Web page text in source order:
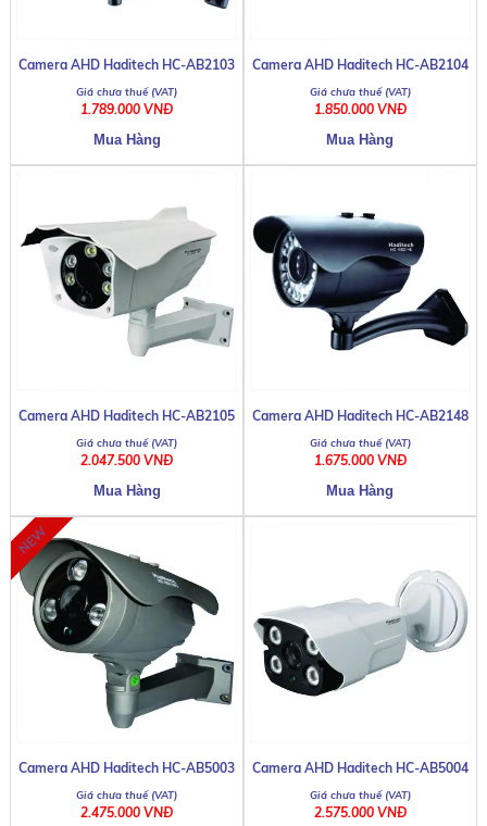
DHN ABT100
Camera AHD Haditech HC-AB2103
1.789.000 VNĐ
Camera AHD Haditech HC-AB2104
1.850.000 VNĐ
Camera AHD Haditech HC-AB2105
2.047.500 VNĐ
Camera AHD Haditech HC-AB2148
1.675.000 VNĐ
Camera AHD Haditech HC-AB5003
2.475.000 VNĐ
Camera AHD Haditech HC-AB5004
2.575.000 VNĐ